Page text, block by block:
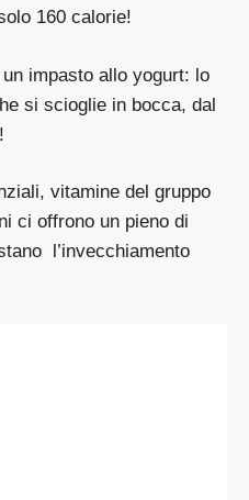
160 calorie!
impasto allo yogurt: lo
si scioglie in bocca, dal
vitamine del gruppo
ci offrono un pieno di
l’invecchiamento